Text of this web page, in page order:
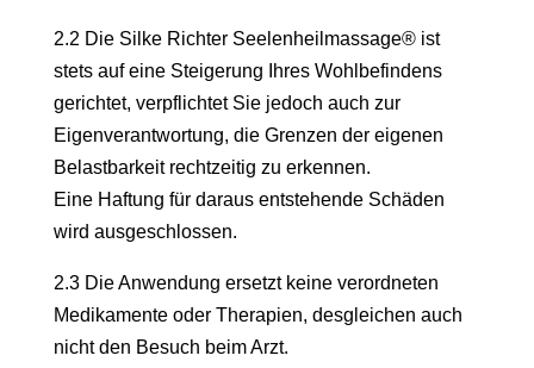
2.2 Die Silke Richter Seelenheilmassage® ist
stets auf eine Steigerung Ihres Wohlbefindens
gerichtet, verpflichtet Sie jedoch auch zur
Eigenverantwortung, die Grenzen der eigenen
Belastbarkeit rechtzeitig zu erkennen.
Eine Haftung für daraus entstehende Schäden
wird ausgeschlossen.
2.3 Die Anwendung ersetzt keine verordneten
Medikamente oder Therapien, desgleichen auch
nicht den Besuch beim Arzt.